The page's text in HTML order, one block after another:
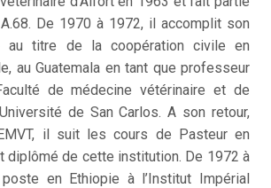
De 1970 à 1972, il accomplit son
au titre de la coopération civile en
au Guatemala en tant que professeur
de médecine vétérinaire et de
de San Carlos. A son retour,
il suit les cours de Pasteur en
diplômé de cette institution. De 1972 à
en Ethiopie à l’Institut Impérial